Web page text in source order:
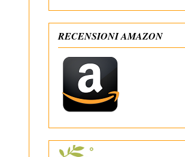
RECENSIONI AMAZON